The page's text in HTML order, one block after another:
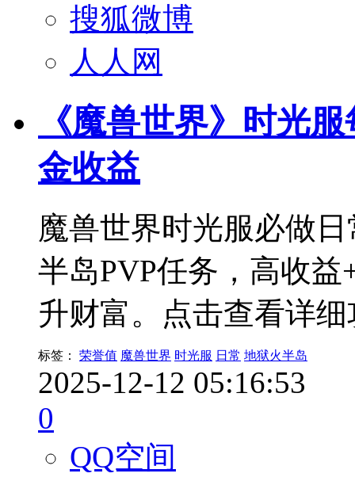
搜狐微博
人人网
《魔兽世界》时光
金收益
魔兽世界时光服必做
半岛PVP任务，高收
升财富。点击查看详
标签： 荣誉值 魔兽世界 时光服 日常 地狱火半岛
2025-12-12 05:16:53
0
QQ空间